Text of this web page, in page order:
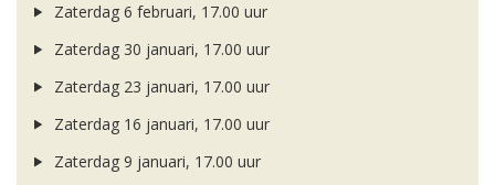
Zaterdag 6 februari, 17.00 uur
Zaterdag 30 januari, 17.00 uur
Zaterdag 23 januari, 17.00 uur
Zaterdag 16 januari, 17.00 uur
Zaterdag 9 januari, 17.00 uur